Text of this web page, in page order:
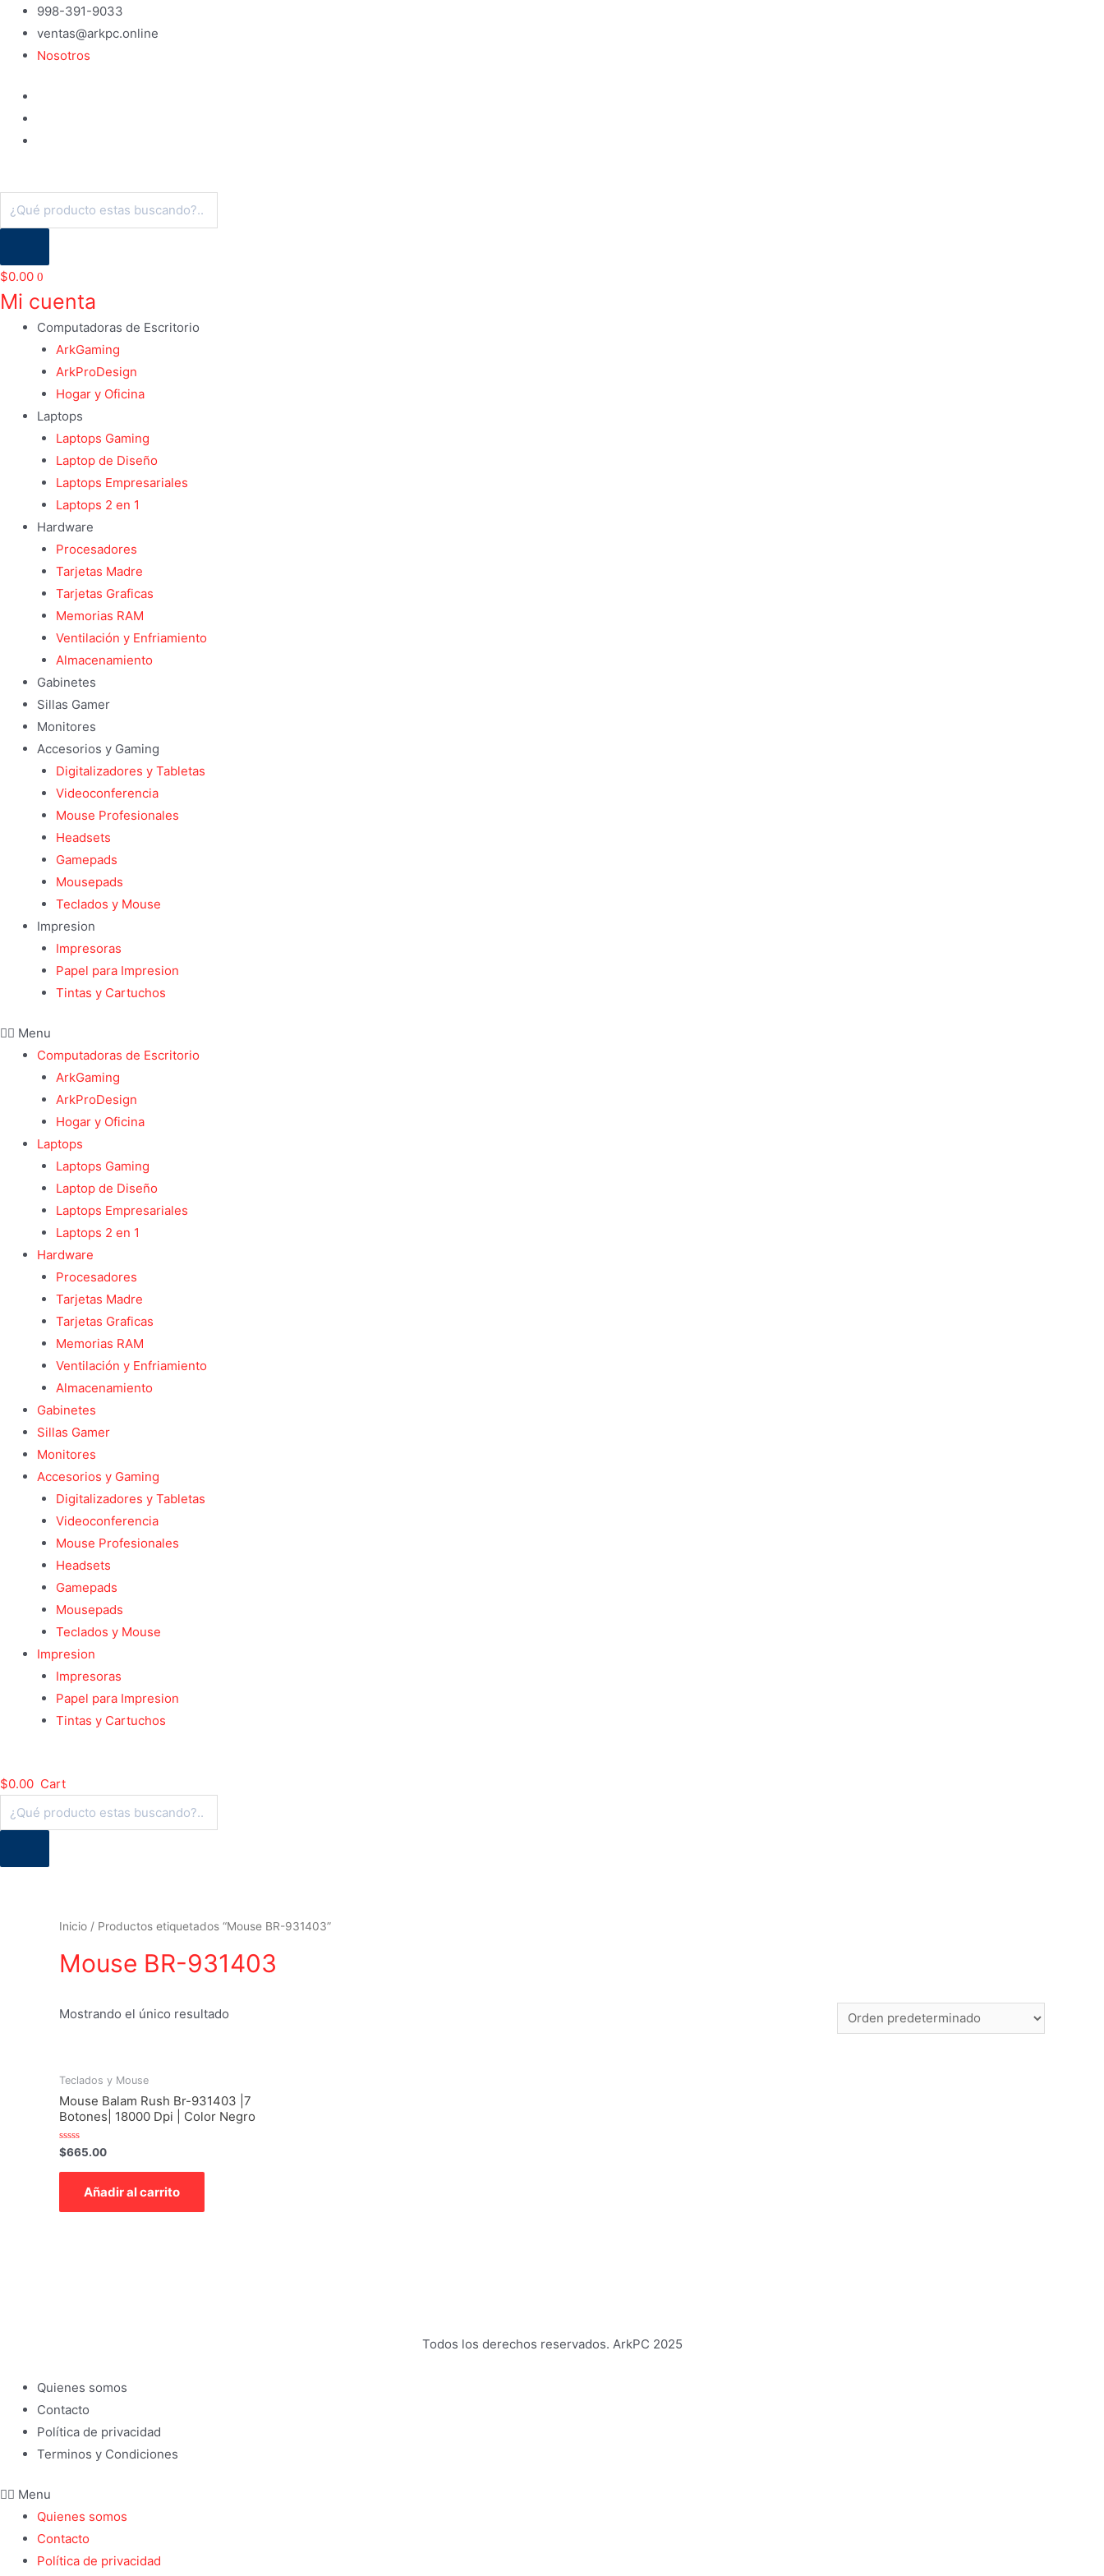
contenido
998-391-9033
ventas@arkpc.online
Nosotros
Búsqueda
de
$0.00 0
Mi cuenta
Computadoras de Escritorio
ArkGaming
ArkProDesign
Hogar y Oficina
Laptops
Laptops Gaming
Laptop de Diseño
Laptops Empresariales
Laptops 2 en 1
Hardware
Procesadores
Tarjetas Madre
Tarjetas Graficas
Memorias RAM
Ventilación y Enfriamiento
Almacenamiento
Gabinetes
Sillas Gamer
Monitores
Accesorios y Gaming
Digitalizadores y Tabletas
Videoconferencia
Mouse Profesionales
Headsets
Gamepads
Mousepads
Teclados y Mouse
Impresion
Impresoras
Papel para Impresion
Tintas y Cartuchos
Menu
Computadoras de Escritorio
ArkGaming
ArkProDesign
Hogar y Oficina
Laptops
Laptops Gaming
Laptop de Diseño
Laptops Empresariales
Laptops 2 en 1
Hardware
Procesadores
Tarjetas Madre
Tarjetas Graficas
Memorias RAM
Ventilación y Enfriamiento
Almacenamiento
Gabinetes
Sillas Gamer
Monitores
Accesorios y Gaming
Digitalizadores y Tabletas
Videoconferencia
Mouse Profesionales
Headsets
Gamepads
Mousepads
Teclados y Mouse
Impresion
Impresoras
Papel para Impresion
Tintas y Cartuchos
$0.00 Cart
Búsqueda
de
Inicio / Productos etiquetados “Mouse BR-931403”
Mouse BR-931403
Mostrando el único resultado
Teclados y Mouse
Mouse Balam Rush Br-931403 |7
Botones| 18000 Dpi | Color Negro
Valorado
con
0
$665.00
Añadir al carrito
Todos los derechos reservados. ArkPC 2025
Quienes somos
Contacto
Política de privacidad
Terminos y Condiciones
Menu
Quienes somos
Contacto
Política de privacidad